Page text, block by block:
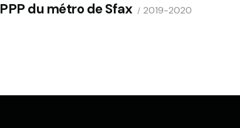
2019-2020
PPP du métro de Sfax